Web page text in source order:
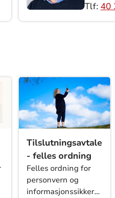
Tlf: 40
Tilslutningsavtale
- felles ordning
Felles ordning for
personvern og
informasjonssikkerhet